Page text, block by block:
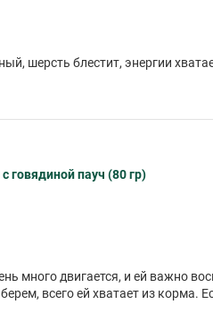
шерсть блестит, энергии
говядиной пауч (80 гр)
много двигается, и ей важно
всего ей хватает из корма.